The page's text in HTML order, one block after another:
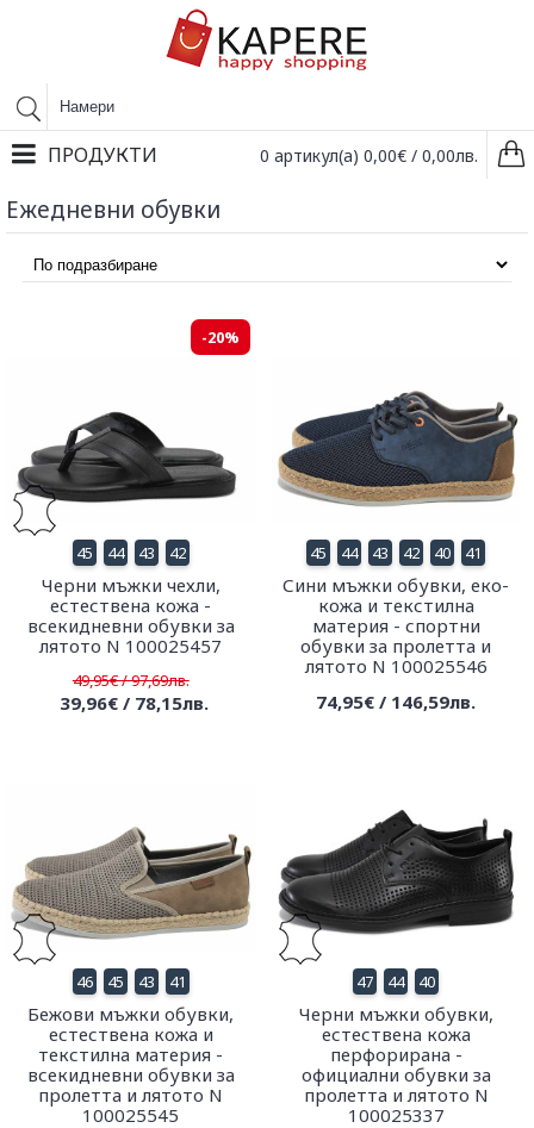
0 артикул(а) 0,00€ / 0,00лв.
ПРОДУКТИ
Ежедневни обувки
-20%
45 44 43 42
Черни мъжки чехли,
естествена кожа -
всекидневни обувки за
лятото N 100025457
49,95€ / 97,69лв.
39,96€ / 78,15лв.
45 44 43 42 40 41
Сини мъжки обувки, еко-
кожа и текстилна
материя - спортни
обувки за пролетта и
лятото N 100025546
74,95€ / 146,59лв.
46 45 43 41
Бежови мъжки обувки,
естествена кожа и
текстилна материя -
всекидневни обувки за
пролетта и лятото N
100025545
47 44 40
Черни мъжки обувки,
естествена кожа
перфорирана -
официални обувки за
пролетта и лятото N
100025337